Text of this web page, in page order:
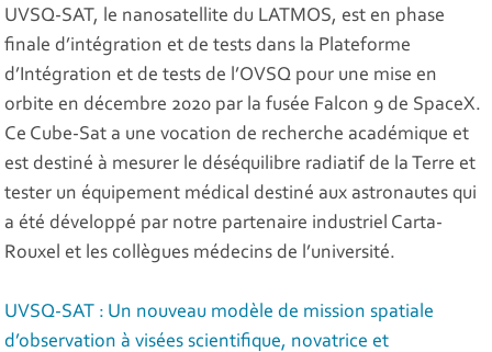
UVSQ-SAT, le nanosatellite du LATMOS, est en phase
finale d’intégration et de tests dans la Plateforme
d’Intégration et de tests de l’OVSQ pour une mise en
orbite en décembre 2020 par la fusée Falcon 9 de SpaceX.
Ce Cube-Sat a une vocation de recherche académique et
est destiné à mesurer le déséquilibre radiatif de la Terre et
tester un équipement médical destiné aux astronautes qui
a été développé par notre partenaire industriel Carta-
Rouxel et les collègues médecins de l’université.
UVSQ-SAT : Un nouveau modèle de mission spatiale
d’observation à visées scientifique, novatrice et